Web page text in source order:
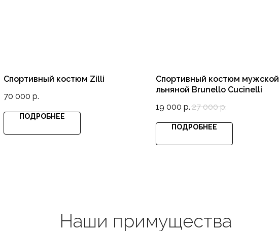
Спортивный костюм Zilli
70 000 р.
ПОДРОБНЕЕ
Спортивный костюм мужской
льняной Brunello Cucinelli
19 000 р. 27 000 р.
ПОДРОБНЕЕ
Наши примущества